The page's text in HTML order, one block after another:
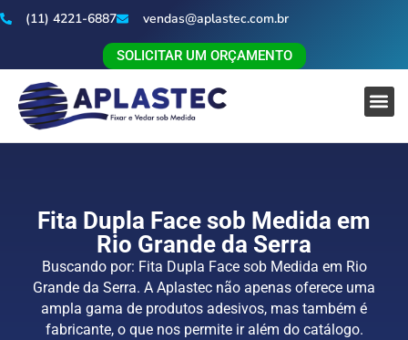
(11) 4221-6887 vendas@aplastec.com.br
SOLICITAR UM ORÇAMENTO
Fita Dupla Face sob Medida em
Rio Grande da Serra
Buscando por: Fita Dupla Face sob Medida em Rio
Grande da Serra. A Aplastec não apenas oferece uma
ampla gama de produtos adesivos, mas também é
fabricante, o que nos permite ir além do catálogo.